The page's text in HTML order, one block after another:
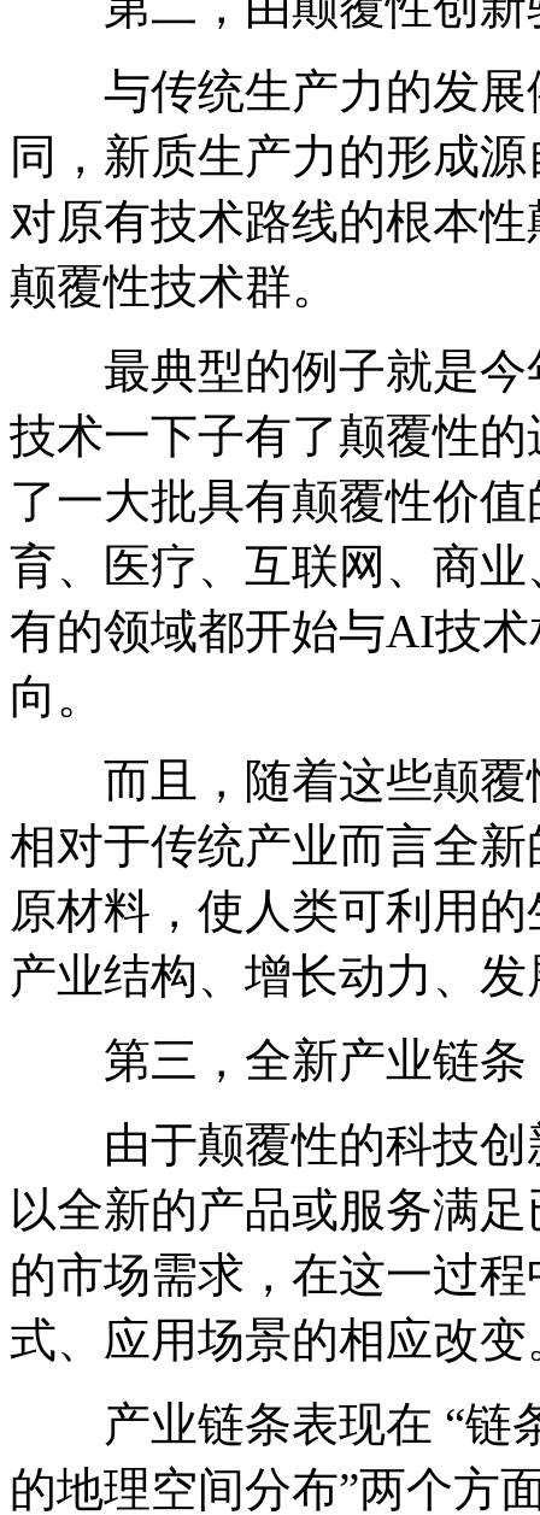
与传统生产力的发展
同，新质生产力的形成
对原有技术路线的根本
颠覆性技术群。
最典型的例子就是今
技术一下子有了颠覆性
了一大批具有颠覆性价
育、医疗、互联网、商
有的领域都开始与AI技
向。
而且，随着这些颠覆
相对于传统产业而言全
原材料，使人类可利用
产业结构、增长动力、
第三，全新产业链条
由于颠覆性的科技创
以全新的产品或服务满
的市场需求，在这一过
式、应用场景的相应改变
产业链条表现在 “链
的地理空间分布”两个方